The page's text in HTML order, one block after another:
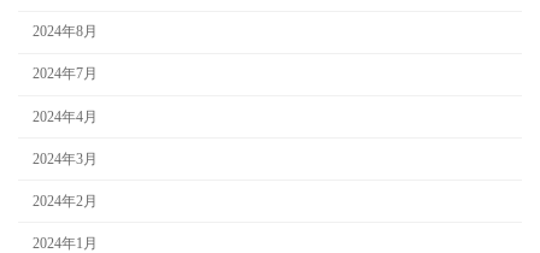
2024年8月
2024年7月
2024年4月
2024年3月
2024年2月
2024年1月